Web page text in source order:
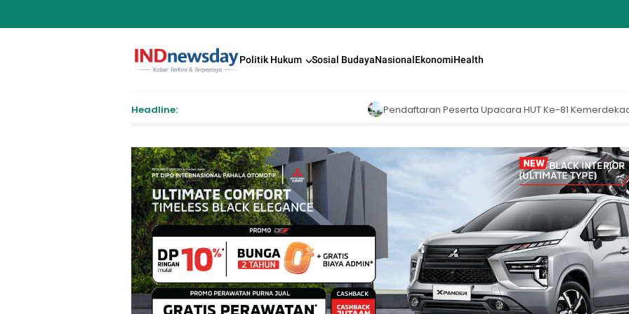
Politik Hukum Sosial BudayaNasionalEkonomiHealth
Headline: Pendaftaran Peserta Upacara HUT Ke-81 Kemerdekaan RI di Istana Merdeka